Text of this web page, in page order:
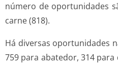
número de oportunidades
carne (818).
Há diversas oportunidades
759 para abatedor, 314